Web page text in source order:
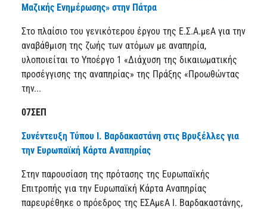
Μαζικής Ενημέρωσης» στην Πάτρα
Στο πλαίσιο του γενικότερου έργου της Ε.Σ.Α.μεΑ για την
αναβάθμιση της ζωής των ατόμων με αναπηρία,
υλοποιείται το Υποέργο 1 «Διάχυση της δικαιωματικής
προσέγγισης της αναπηρίας» της Πράξης «Προωθώντας
την...
07ΣΕΠ
Συνέντευξη Τύπου Ι. Βαρδακαστάνη στις Βρυξέλλες για
την Ευρωπαϊκή Κάρτα Αναπηρίας
Στην παρουσίαση της πρότασης της Ευρωπαϊκής
Επιτροπής για την Ευρωπαϊκή Κάρτα Αναπηρίας
παρευρέθηκε ο πρόεδρος της ΕΣΑμεΑ Ι. Βαρδακαστάνης,